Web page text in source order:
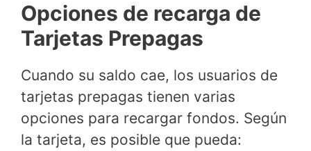
Opciones de recarga de
Tarjetas Prepagas
Cuando su saldo cae, los usuarios de
tarjetas prepagas tienen varias
opciones para recargar fondos. Según
la tarjeta, es posible que pueda: